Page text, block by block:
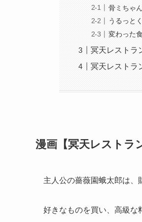
骨ミちゃ
うるっと
変わった
冥天レストラ
冥天レストラ
漫画【冥天レストラ
主人公の薔薇園蛾太郎は、
好きなものを買い、高級な